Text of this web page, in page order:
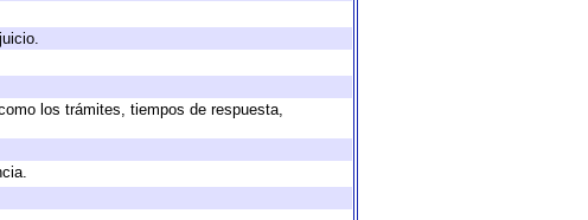
los trámites, tiempos de respuesta,